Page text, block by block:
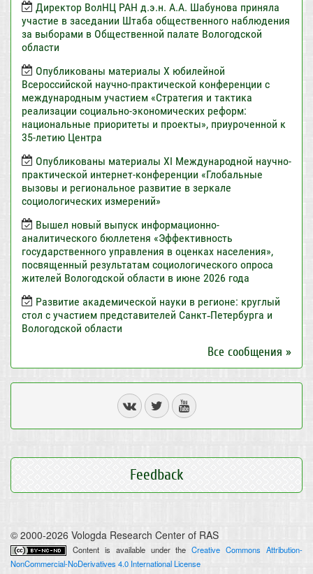
Директор ВолНЦ РАН д.э.н. А.А. Шабунова приняла
участие в заседании Штаба общественного наблюдения
за выборами в Общественной палате Вологодской
области
Опубликованы материалы X юбилейной
Всероссийской научно-практической конференции с
международным участием «Стратегия и тактика
реализации социально-экономических реформ:
национальные приоритеты и проекты», приуроченной к
35-летию Центра
Опубликованы материалы XI Международной научно-
практической интернет-конференции «Глобальные
вызовы и региональное развитие в зеркале
социологических измерений»
Вышел новый выпуск информационно-
аналитического бюллетеня «Эффективность
государственного управления в оценках населения»,
посвященный результатам социологического опроса
жителей Вологодской области в июне 2026 года
Развитие академической науки в регионе: круглый
стол с участием представителей Санкт‑Петербурга и
Вологодской области
Все сообщения »
Feedback
© 2000-2026 Vologda Research Center of RAS
Content is available under theCreative Commons Attribution-
NonCommercial-NoDerivatives 4.0 International License